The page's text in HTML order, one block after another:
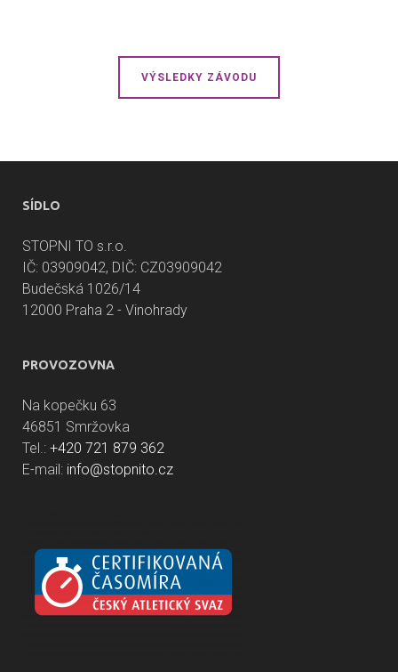
VÝSLEDKY ZÁVODU
SÍDLO
STOPNI TO s.r.o.
IČ: 03909042, DIČ: CZ03909042
Budečská 1026/14
12000 Praha 2 - Vinohrady
PROVOZOVNA
Na kopečku 63
46851 Smržovka
Tel.: +420 721 879 362
E-mail: info@stopnito.cz